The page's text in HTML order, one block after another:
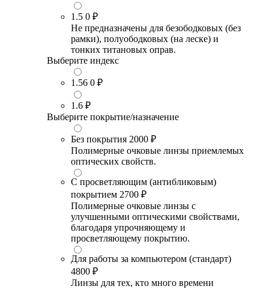
1.5 0 ₽
Не предназначены для безободковых (без
рамки), полуободковых (на леске) и
тонких титановых оправ.
Выберите индекс
1.56 0 ₽
1.6 ₽
Выберите покрытие/назначение
Без покрытия 2000 ₽
Полимерные очковые линзы приемлемых
оптических свойств.
С просветляющим (антибликовым)
покрытием 2700 ₽
Полимерные очковые линзы с
улучшенными оптическими свойствами,
благодаря упрочняющему и
просветляющему покрытию.
Для работы за компьютером (стандарт)
4800 ₽
Линзы для тех, кто много времени